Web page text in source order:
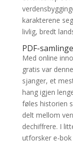
karakterene
livlig, bredt
PDF-
Med online
gratis var
sjanger, et
hang igjen
føles historien
delt mellom
dechiffrere. I
utforsker e-